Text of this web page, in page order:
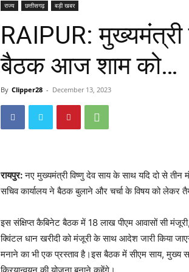
राज्य छत्तीसगढ़ बड़ी खबर
RAIPUR:
बैठक आज शाम को…
By Clipper28 - December 13, 2023
रायपुर:नए मुख्यमंत्री विष्णु देव साय के साथ यदि दो से
सचिव कार्यालय ने बैठक बुलाने और चर्चा के विषय को लेकर
इस संक्षिप्त कैबिनेट बैठक में 18 लाख पीएम आवासों सी
क्विंटल धान खरीदी को मंजूरी के साथ आदेश जारी किया
मनाने का भी एक प्रस्ताव है।इस बैठक में सीएम साय, मुख्य